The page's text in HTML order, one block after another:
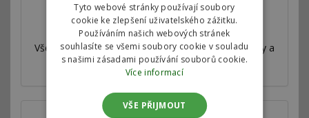
Válcová zkušebna
Všechny naše úpravy jsou velmi důkladně testovány a
měřeny na profesionální válcové zkušebně.
Tyto webové stránky používají soubory
cookie ke zlepšení uživatelského zážitku.
Používáním našich webových stránek
souhlasíte se všemi soubory cookie v souladu
s našimi zásadami používání souborů cookie.
Více informací
VŠE PŘIJMOUT